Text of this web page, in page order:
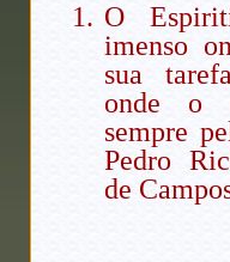
O
imenso
sua
onde o
sempre
Pedro
de